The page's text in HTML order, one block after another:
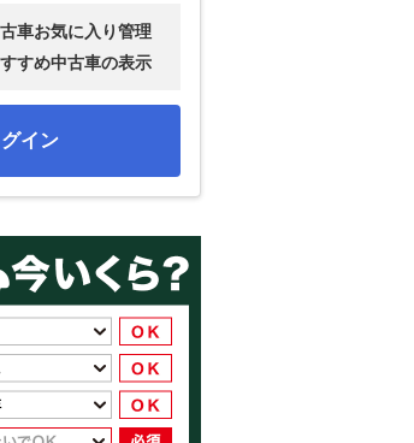
車お気に入り管理
すめ中古車の表示
グイン